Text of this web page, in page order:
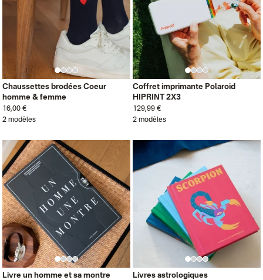
Chaussettes brodées Coeur
homme & femme
16,00 €
2 modèles
Coffret imprimante Polaroid
HIPRINT 2X3
129,99 €
2 modèles
Livre un homme et sa montre Livres astrologiques